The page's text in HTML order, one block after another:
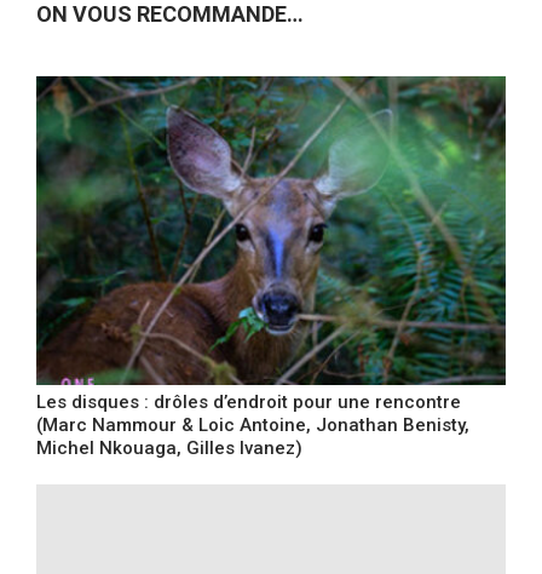
ON VOUS RECOMMANDE…
Les disques : drôles d’endroit pour une rencontre
(Marc Nammour & Loic Antoine, Jonathan Benisty,
Michel Nkouaga, Gilles Ivanez)